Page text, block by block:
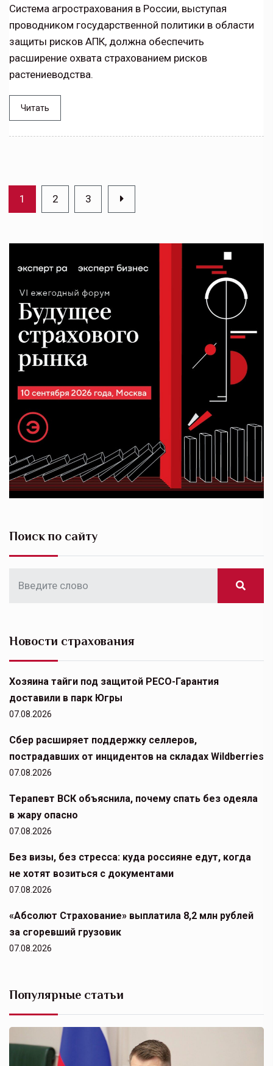
Система агрострахования в России, выступая
проводником государственной политики в области
защиты рисков АПК, должна обеспечить
расширение охвата страхованием рисков
растениеводства.
Читать
1 2 3
Поиск по сайту
Новости страхования
Хозяина тайги под защитой РЕСО-Гарантия
доставили в парк Югры
07.08.2026
Сбер расширяет поддержку селлеров,
пострадавших от инцидентов на складах Wildberries
07.08.2026
Терапевт ВСК объяснила, почему спать без одеяла
в жару опасно
07.08.2026
Без визы, без стресса: куда россияне едут, когда
не хотят возиться с документами
07.08.2026
«Абсолют Страхование» выплатила 8,2 млн рублей
за сгоревший грузовик
07.08.2026
Популярные статьи